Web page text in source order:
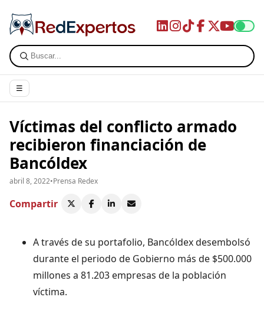
☰
Víctimas del conflicto armado
recibieron financiación de
Bancóldex
abril 8, 2022•Prensa Redex
Compartir
A través de su portafolio, Bancóldex desembolsó
durante el periodo de Gobierno más de $500.000
millones a 81.203 empresas de la población
víctima.